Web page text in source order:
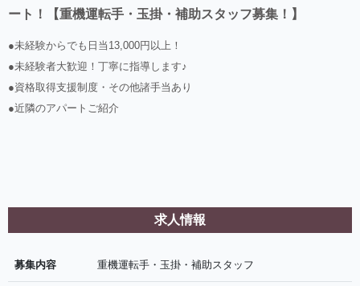
ート！【重機運転手・玉掛・補助スタッフ募集！】
●未経験からでも日当13,000円以上！
●未経験者大歓迎！丁寧に指導します♪
●資格取得支援制度・その他諸手当あり
●近隣のアパートご紹介
求人情報
募集内容 重機運転手・玉掛・補助スタッフ